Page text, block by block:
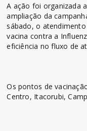
A ação foi organizada
ampliação da
sábado, o
vacina contra a
eficiência no fluxo de
Os pontos de
Centro, Itacorubi,